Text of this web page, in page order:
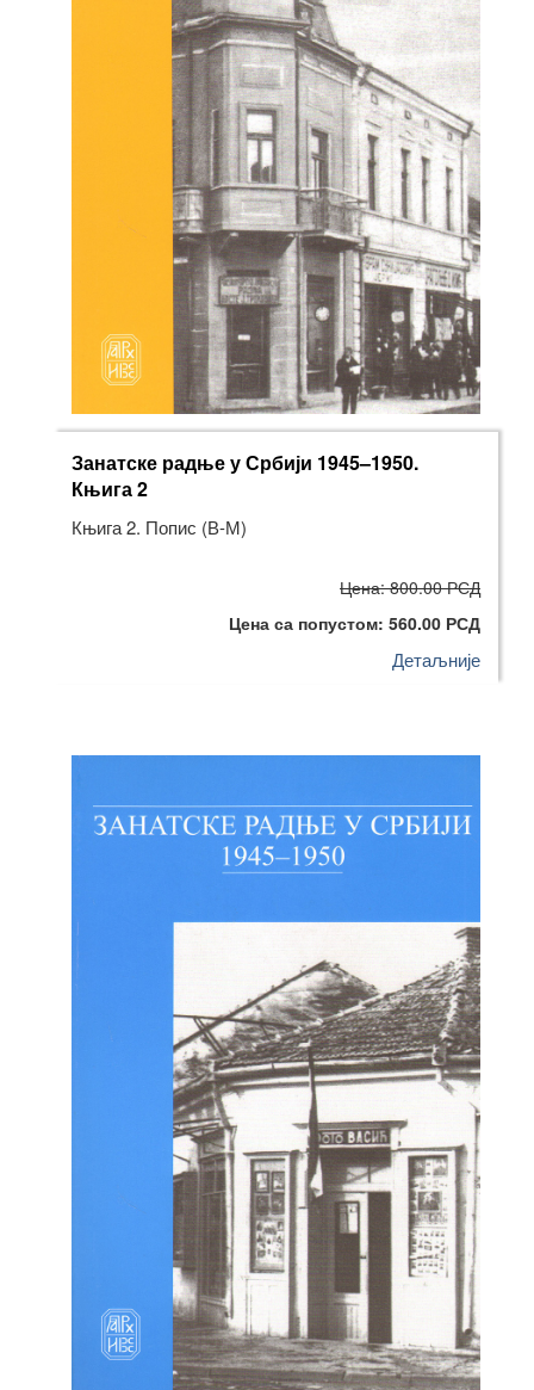
Занатске радње у Србији 1945–1950.
Књига 2
Књига 2. Попис (В-М)
Цена: 800.00 РСД
Цена са попустом: 560.00 РСД
Детаљније